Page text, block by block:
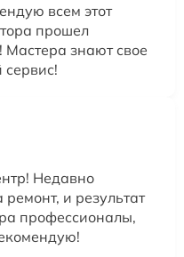
всем этот
прошел
Мастера знают свое
сервис!
Недавно
и результат
профессионалы,